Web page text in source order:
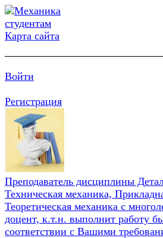
Карта сайта
Войти
Регистрация
Преподаватель дисциплины
Техническая механика,
Теоретическая механика с
доцент, к.т.н. выполнит работу
соответствии с Вашими